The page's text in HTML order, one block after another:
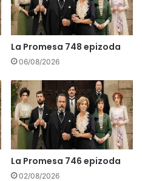
La Promesa 748 epizoda
06/08/2026
La Promesa 746 epizoda
02/08/2026